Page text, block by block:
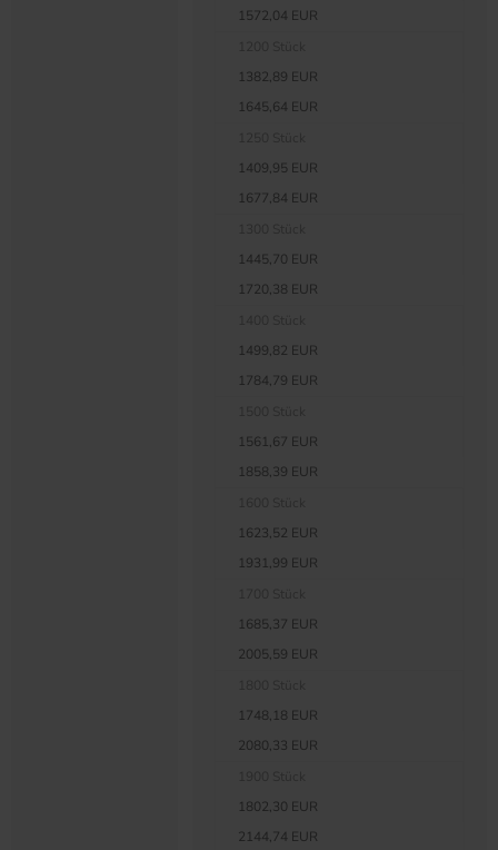
1572,04 EUR
1382,89 EUR
1645,64 EUR
1409,95 EUR
1677,84 EUR
1445,70 EUR
1720,38 EUR
1499,82 EUR
1784,79 EUR
1561,67 EUR
1858,39 EUR
1623,52 EUR
1931,99 EUR
1685,37 EUR
2005,59 EUR
1748,18 EUR
2080,33 EUR
1802,30 EUR
2144,74 EUR